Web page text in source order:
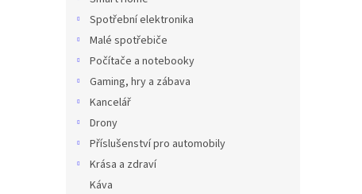
Spotřební elektronika
Malé spotřebiče
Počítače a notebooky
Gaming, hry a zábava
Kancelář
Drony
Příslušenství pro automobily
Krása a zdraví
Káva